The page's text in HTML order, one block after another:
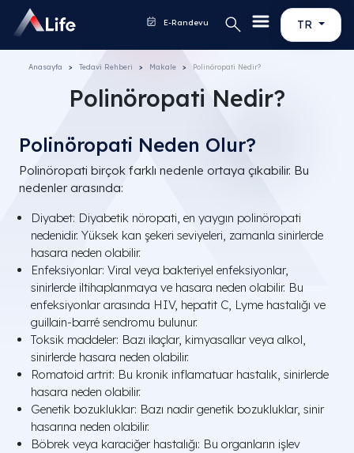
TR
E-Randevu
Anasayfa Tedavi Rehberi Makale Polinöropati Nedir?
Polinöropati Nedir?
Polinöropati Neden Olur?
Polinöropati birçok farklı nedenle ortaya çıkabilir. Bu
nedenler arasında:
Diyabet: Diyabetik nöropati, en yaygın polinöropati
nedenidir. Yüksek kan şekeri seviyeleri, zamanla sinirlerde
hasara neden olabilir.
Enfeksiyonlar: Viral veya bakteriyel enfeksiyonlar,
sinirlerde iltihaplanmaya ve hasara neden olabilir. Bu
enfeksiyonlar arasında HIV, hepatit C, Lyme hastalığı ve
guillain-barré sendromu bulunur.
Toksik maddeler: Bazı ilaçlar, kimyasallar veya alkol,
sinirlerde hasara neden olabilir.
Romatoid artrit: Bu kronik inflamatuar hastalık, sinirlerde
hasara neden olabilir.
Genetik bozukluklar: Bazı nadir genetik bozukluklar, sinir
hasarına neden olabilir.
Böbrek veya karaciğer hastalığı: Bu organların işlev